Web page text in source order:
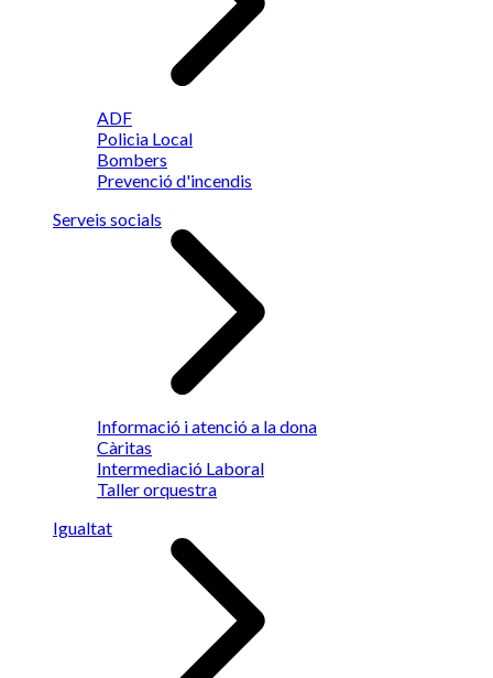
ADF
Policia Local
Bombers
Prevenció d'incendis
Serveis socials
Informació i atenció a la dona
Càritas
Intermediació Laboral
Taller orquestra
Igualtat